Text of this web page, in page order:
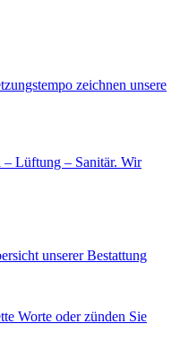
zeichnen unsere
Lüftung – Sanitär. Wir
unserer Bestattung
Worte oder zünden Sie